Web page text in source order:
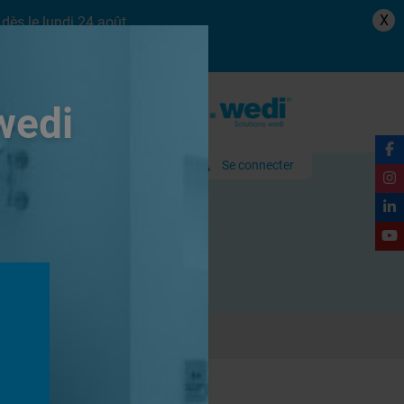
le lundi 24 août. X
Se connecter